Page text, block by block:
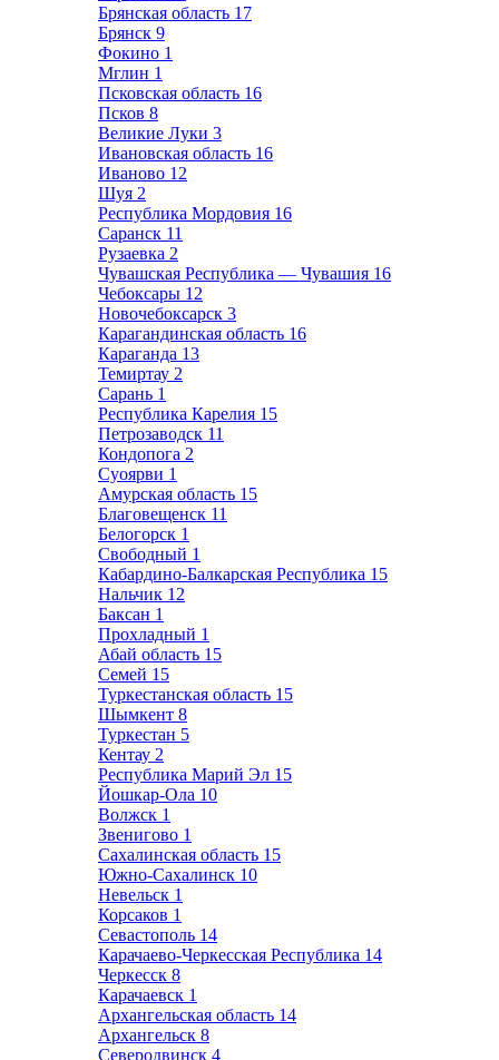
Брянская область 17
Брянск 9
Фокино 1
Мглин 1
Псковская область 16
Псков 8
Великие Луки 3
Ивановская область 16
Иваново 12
Шуя 2
Республика Мордовия 16
Саранск 11
Рузаевка 2
Чувашская Республика — Чувашия 16
Чебоксары 12
Новочебоксарск 3
Карагандинская область 16
Караганда 13
Темиртау 2
Сарань 1
Республика Карелия 15
Петрозаводск 11
Кондопога 2
Суоярви 1
Амурская область 15
Благовещенск 11
Белогорск 1
Свободный 1
Кабардино-Балкарская Республика 15
Нальчик 12
Баксан 1
Прохладный 1
Абай область 15
Семей 15
Туркестанская область 15
Шымкент 8
Туркестан 5
Кентау 2
Республика Марий Эл 15
Йошкар-Ола 10
Волжск 1
Звенигово 1
Сахалинская область 15
Южно-Сахалинск 10
Невельск 1
Корсаков 1
Севастополь 14
Карачаево-Черкесская Республика 14
Черкесск 8
Карачаевск 1
Архангельская область 14
Архангельск 8
Северодвинск 4